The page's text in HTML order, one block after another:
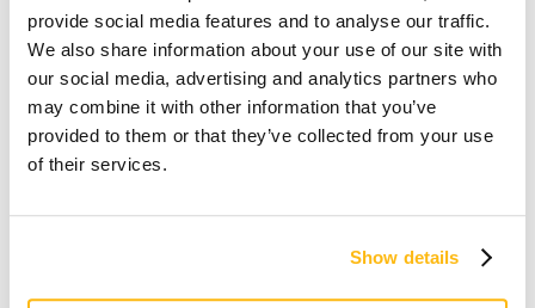
provide social media features and to analyse our traffic.
We also share information about your use of our site with
our social media, advertising and analytics partners who
may combine it with other information that you’ve
provided to them or that they’ve collected from your use
of their services.
Show details
controsoffittato
VALORE U: 0,12 W/m2K
REI: 30 - 120
Anche con questa tipologia di copertura si può
locali con altezze interne variabili, particolarmente